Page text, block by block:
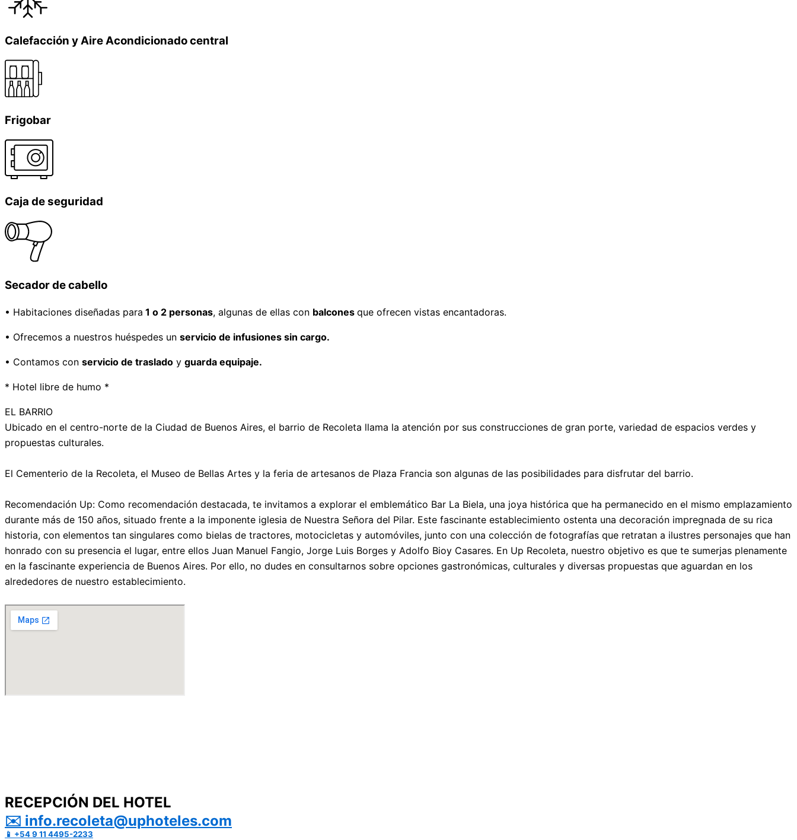
Calefacción y Aire Acondicionado central
Frigobar
Caja de seguridad
Secador de cabello
• Habitaciones diseñadas para 1 o 2 personas, algunas de ellas con balcones que ofrecen vistas encantadoras.
• Ofrecemos a nuestros huéspedes un servicio de infusiones sin cargo.
• Contamos con servicio de traslado y guarda equipaje.
* Hotel libre de humo *
EL BARRIO
Ubicado en el centro-norte de la Ciudad de Buenos Aires, el barrio de Recoleta llama la atención por sus construcciones de gran porte, variedad de espacios verdes y
propuestas culturales.
El Cementerio de la Recoleta, el Museo de Bellas Artes y la feria de artesanos de Plaza Francia son algunas de las posibilidades para disfrutar del barrio.
Recomendación Up: Como recomendación destacada, te invitamos a explorar el emblemático Bar La Biela, una joya histórica que ha permanecido en el mismo emplazamiento
durante más de 150 años, situado frente a la imponente iglesia de Nuestra Señora del Pilar. Este fascinante establecimiento ostenta una decoración impregnada de su rica
historia, con elementos tan singulares como bielas de tractores, motocicletas y automóviles, junto con una colección de fotografías que retratan a ilustres personajes que han
honrado con su presencia el lugar, entre ellos Juan Manuel Fangio, Jorge Luis Borges y Adolfo Bioy Casares. En Up Recoleta, nuestro objetivo es que te sumerjas plenamente
en la fascinante experiencia de Buenos Aires. Por ello, no dudes en consultarnos sobre opciones gastronómicas, culturales y diversas propuestas que aguardan en los
alrededores de nuestro establecimiento.
RECEPCIÓN DEL HOTEL
✉️ info.recoleta@uphoteles.com
📱 +54 9 11 4495-2233